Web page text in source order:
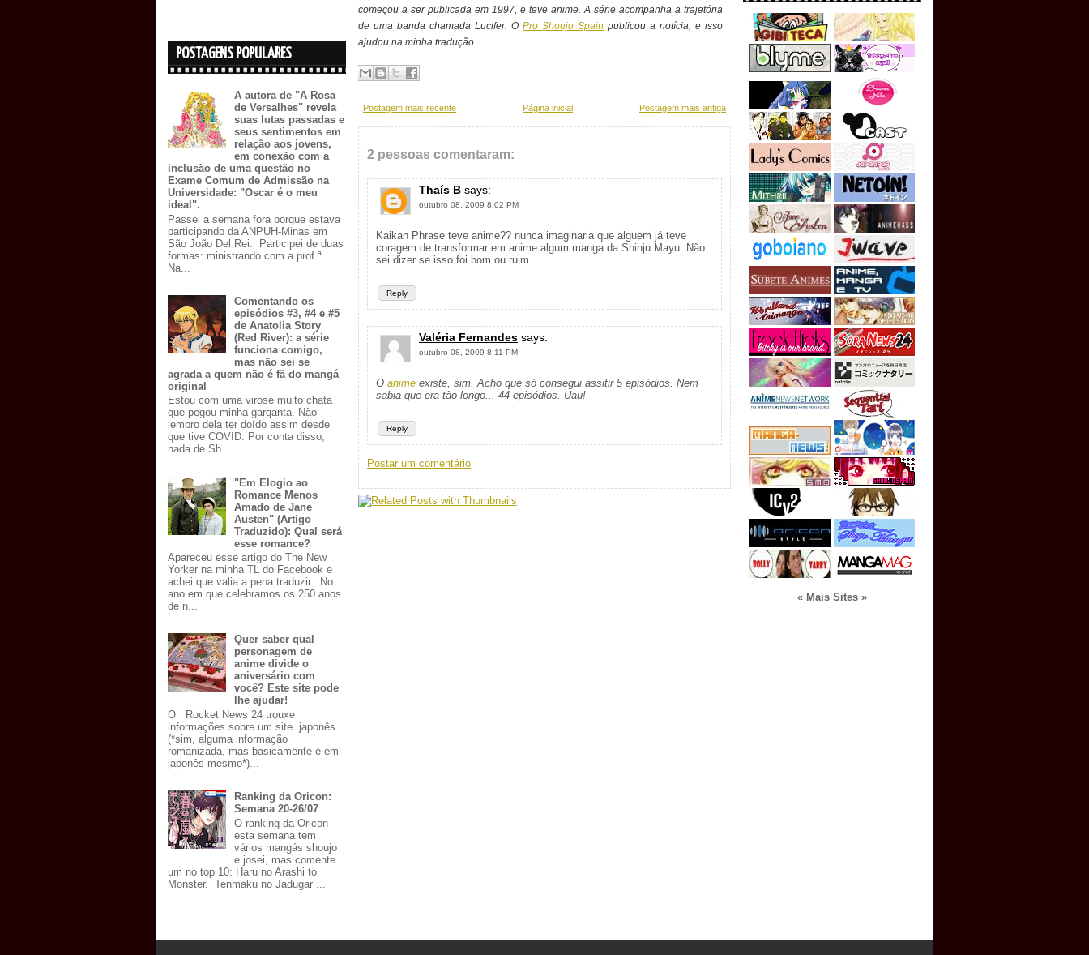
POSTAGENS POPULARES
A autora de "A Rosa
de Versalhes" revela
suas lutas passadas e
seus sentimentos em
relação aos jovens,
em conexão com a
inclusão de uma questão no
Exame Comum de Admissão na
Universidade: "Oscar é o meu
ideal".
Passei a semana fora porque estava
participando da ANPUH-Minas em
São João Del Rei. Participei de duas
formas: ministrando com a prof.ª
Na...
Comentando os
episódios #3, #4 e #5
de Anatolia Story
(Red River): a série
funciona comigo,
mas não sei se
agrada a quem não é fã do mangá
original
Estou com uma virose muito chata
que pegou minha garganta. Não
lembro dela ter doído assim desde
que tive COVID. Por conta disso,
nada de Sh...
"Em Elogio ao
Romance Menos
Amado de Jane
Austen" (Artigo
Traduzido): Qual será
esse romance?
Apareceu esse artigo do The New
Yorker na minha TL do Facebook e
achei que valia a pena traduzir. No
ano em que celebramos os 250 anos
de n...
Quer saber qual
personagem de
anime divide o
aniversário com
você? Este site pode
lhe ajudar!
O Rocket News 24 trouxe
informações sobre um site japonês
(*sim, alguma informação
romanizada, mas basicamente é em
japonês mesmo*)...
Ranking da Oricon:
Semana 20-26/07
O ranking da Oricon
esta semana tem
vários mangás shoujo
e josei, mas comente
um no top 10: Haru no Arashi to
Monster. Tenmaku no Jadugar ...
começou a ser publicada em 1997, e teve anime. A série acompanha a trajetória
de uma banda chamada Lucifer. O Pro Shoujo Spain publicou a notícia, e isso
ajudou na minha tradução.
Postagem mais recente Postagem mais antiga
Página inicial
2 pessoas comentaram:
Thaís B says:
outubro 08, 2009 8:02 PM
Reply
Kaikan Phrase teve anime?? nunca imaginaria que alguem já teve
coragem de transformar em anime algum manga da Shinju Mayu. Não
sei dizer se isso foi bom ou ruim.
Valéria Fernandes says:
outubro 08, 2009 8:11 PM
Reply
O anime existe, sim. Acho que só consegui assitir 5 episódios. Nem
sabia que era tão longo... 44 episódios. Uau!
Postar um comentário
« Mais Sites »